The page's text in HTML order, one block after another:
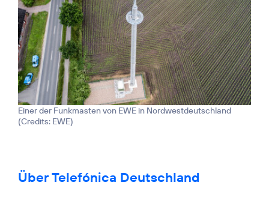
Einer der Funkmasten von EWE in Nordwestdeutschland
(Credits: EWE)
Über Telefónica Deutschland